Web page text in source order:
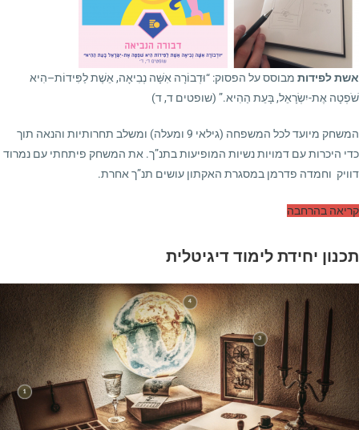
אשת לפידות מבוסס על הפסוק: “וּדְבוֹרָה אִשָּׁה נְבִיאָה, אֵשֶׁת לַפִּידוֹת–הִיא
שֹׁפְטָה אֶת-יִשְׂרָאֵל, בָּעֵת הַהִיא.” (שופטים ד, ד)
המשחק מיועד לכל המשפחה (גילאי 9 ומעלה) ומשלב תחרותיות והנאה תוך
כדי היכרות עם דמויות נשיות המופיעות בתנ”ך. את המשחק פיתחתי עם נמרוד
דוויק וחמדה פדרמן במסגרת האקתון עושים תנ”ך אחרת.
קריאה בהרחבה
תכנון יחידת לימוד דיגיטלית